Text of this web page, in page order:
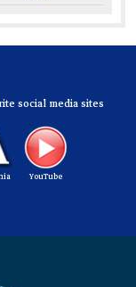
social media sites
YouTube